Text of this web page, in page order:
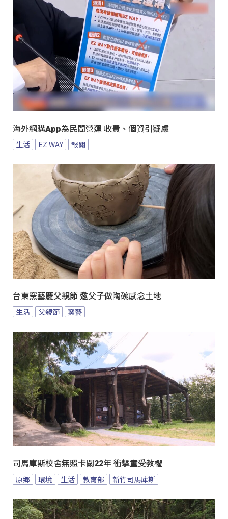
海外網購App為民間營運 收費、個資引疑慮
生活 EZ WAY 報關
台東窯藝慶父親節 邀父子做陶碗感念土地
生活 父親節 窯藝
司馬庫斯校舍無照卡關22年 衝擊童受教權
原鄉 環境 生活 教育部 新竹司馬庫斯